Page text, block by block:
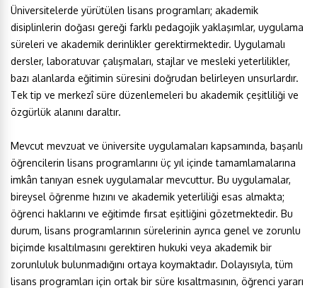
Üniversitelerde yürütülen lisans programları; akademik
disiplinlerin doğası gereği farklı pedagojik yaklaşımlar, uygulama
süreleri ve akademik derinlikler gerektirmektedir. Uygulamalı
dersler, laboratuvar çalışmaları, stajlar ve mesleki yeterlilikler,
bazı alanlarda eğitimin süresini doğrudan belirleyen unsurlardır.
Tek tip ve merkezî süre düzenlemeleri bu akademik çeşitliliği ve
özgürlük alanını daraltır.
Mevcut mevzuat ve üniversite uygulamaları kapsamında, başarılı
öğrencilerin lisans programlarını üç yıl içinde tamamlamalarına
imkân tanıyan esnek uygulamalar mevcuttur. Bu uygulamalar,
bireysel öğrenme hızını ve akademik yeterliliği esas almakta;
öğrenci haklarını ve eğitimde fırsat eşitliğini gözetmektedir. Bu
durum, lisans programlarının sürelerinin ayrıca genel ve zorunlu
biçimde kısaltılmasını gerektiren hukuki veya akademik bir
zorunluluk bulunmadığını ortaya koymaktadır. Dolayısıyla, tüm
lisans programları için ortak bir süre kısaltmasının, öğrenci yararı